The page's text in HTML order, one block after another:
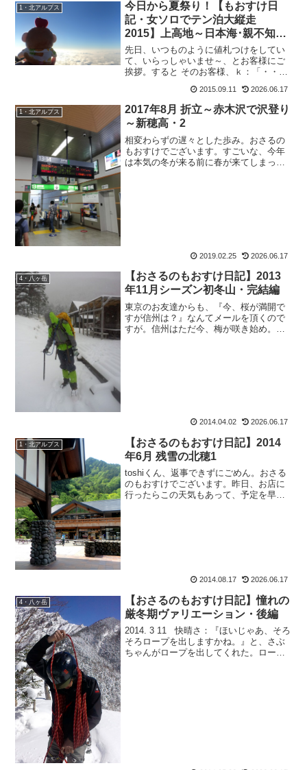
1・北アルプス
今日から夏祭り！【もおすけ日
記・女ソロでテン泊大縦走
2015】上高地～日本海･親不知ま
で15鹿島槍ヶ岳～五竜山荘
先日、いつものように値札つけをしてい
て、いらっしゃいませ～、とお客様にご
挨拶。すると そのお客様、ｋ：「・・・
す？」！！！覚えていますとも！あの水
晶小屋への歩荷で、足を捻挫した時にす
れ違ったお兄さん！その時の様子...
2015.09.11 2026.06.17
1・北アルプス
2017年8月 折立～赤木沢で沢登り
～新穂高・2
相変わらずの遅々とした歩み。おさるの
もおすけでございます。すごいな、今年
は本気の冬が来る前に春が来てしまった
2019.02.25 2026.06.17
4・八ヶ岳
【おさるのもおすけ日記】2013
年11月シーズン初冬山・完結編
東京のお友達からも、『今、桜が満開で
すが信州は？』なんてメールを頂くので
すが。信州はただ今、梅が咲き始め。桜
2014.04.02 2026.06.17
1・北アルプス
【おさるのもおすけ日記】2014
年6月 残雪の北穂1
toshiくん、返事できずにごめん。おさる
のもおすけでございます。昨日、お店に
行ったらこの天気もあって、予定を早く
2014.08.17 2026.06.17
4・八ヶ岳
【おさるのもおすけ日記】憧れの
厳冬期ヴァリエーション・後編
2014. 3 11 快晴さ：『ほいじゃあ、そろ
そろロープを出しますかね。』と、さぶ
ちゃんがロープを出してくれた。ロープ